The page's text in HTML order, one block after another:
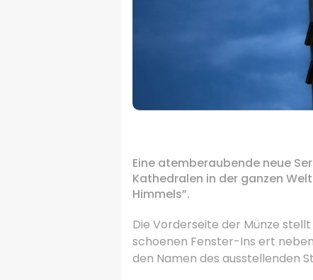
Eine atemberaubende neue
Kathedralen in der ganzen
Himmels”.
Die Vorderseite der Münze
schoenen Fenster-Ins ert
den Namen des ausstellenden